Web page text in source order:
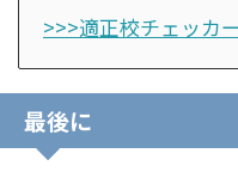
>>>適正校チェッカ
最後に